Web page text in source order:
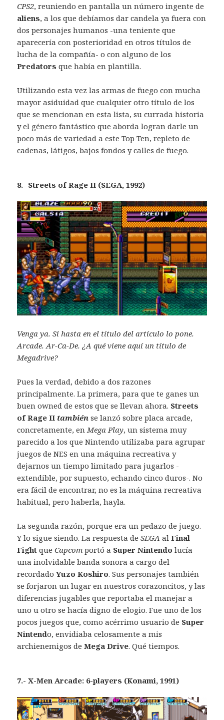
CPS2, reuniendo en pantalla un número ingente de
aliens, a los que debíamos dar candela ya fuera con
dos personajes humanos -una teniente que
aparecería con posterioridad en otros títulos de
lucha de la compañía- o con alguno de los
Predators que había en plantilla.
Utilizando esta vez las armas de fuego con mucha
mayor asiduidad que cualquier otro título de los
que se mencionan en esta lista, su currada historia
y el género fantástico que aborda logran darle un
poco más de variedad a este Top Ten, repleto de
cadenas, látigos, bajos fondos y calles de fuego.
8.- Streets of Rage II (SEGA, 1992)
Venga ya. Si hasta en el título del artículo lo pone.
Arcade. Ar-Ca-De. ¿A qué viene aquí un título de
Megadrive?
Pues la verdad, debido a dos razones
principalmente. La primera, para que te ganes un
buen owned de estos que se llevan ahora. Streets
of Rage II también se lanzó sobre placa arcade,
concretamente, enMega Play, un sistema muy
parecido a los que Nintendo utilizaba para agrupar
juegos de NES en una máquina recreativa y
dejarnos un tiempo limitado para jugarlos -
extendible, por supuesto, echando cinco duros-. No
era fácil de encontrar, no es la máquina recreativa
habitual, pero haberla, hayla.
La segunda razón, porque era un pedazo de juego.
Y lo sigue siendo. La respuesta deSEGA alFinal
Fight queCapcom portó a Super Nintendo lucía
una inolvidable banda sonora a cargo del
recordadoYuzo Koshiro. Sus personajes también
se forjaron un lugar en nuestros corazoncitos, y las
diferencias jugables que reportaba el manejar a
uno u otro se hacía digno de elogio. Fue uno de los
pocos juegos que, como acérrimo usuario de Super
Nintendo, envidiaba celosamente a mis
archienemigos deMega Drive. Qué tiempos.
7.- X-Men Arcade: 6-players (Konami, 1991)